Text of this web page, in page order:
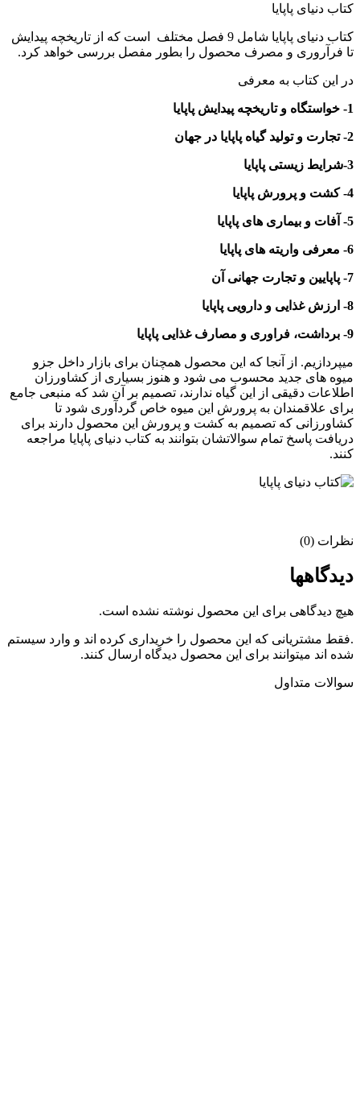
کتاب دنیای پاپایا
کتاب دنیای پاپایا شامل 9 فصل مختلف است که از تاریخچه پیدایش
تا فرآروری و مصرف محصول را بطور مفصل بررسی خواهد کرد.
در این کتاب به معرفی
1- خواستگاه و تاریخچه پیدایش پاپایا
2- تجارت و تولید گیاه پاپایا در جهان
3-شرایط زیستی پاپایا
4- کشت و پرورش پاپایا
5- آفات و بیماری های پاپایا
6- معرفی واریته های پاپایا
7- پاپایین و تجارت جهانی آن
8- ارزش غذایی و دارویی پاپایا
9- برداشت، فراوری و مصارف غذایی پاپایا
میپردازیم. از آنجا که این محصول همچنان برای بازار داخل جزو
میوه های جدید محسوب می شود و هنوز بسیاری از کشاورزان
اطلاعات دقیقی از این گیاه ندارند، تصمیم بر آن شد که منبعی جامع
برای علاقمندان به پرورش این میوه خاص گردآوری شود تا
کشاورزانی که تصمیم به کشت و پرورش این محصول دارند برای
دریافت پاسخ تمام سوالاتشان بتوانند به کتاب دنیای پاپایا مراجعه
کنند.
نظرات (0)
دیدگاهها
هیچ دیدگاهی برای این محصول نوشته نشده است.
.فقط مشتریانی که این محصول را خریداری کرده اند و وارد سیستم
شده اند میتوانند برای این محصول دیدگاه ارسال کنند.
سوالات متداول